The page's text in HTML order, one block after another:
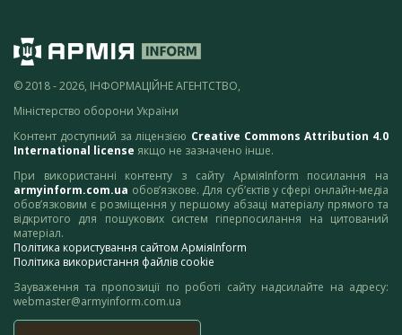
© 2018 - 2026, ІНФОРМАЦІЙНЕ АГЕНТСТВО,
Міністерство оборони України
Контент доступний за ліцензією Creative Commons Attribution 4.0
International license якщо не зазначено інше.
При використанні контенту з сайту АрміяInform посилання на
armyinform.com.ua обов’язкове. Для суб’єктів у сфері онлайн-медіа
обов’язковим є розміщення у першому абзаці матеріалу прямого та
відкритого для пошукових систем гіперпосилання на цитований
матеріал.
Політика користування сайтом АрміяInform
Політика використання файлів cookie
Зауваження та пропозиції по роботі сайту надсилайте на адресу:
webmaster@armyinform.com.ua